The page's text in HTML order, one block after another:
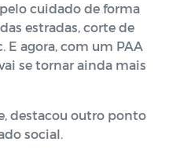
cuidado de forma
estradas, corte de
E agora, com um PAA
se tornar ainda mais
destacou outro ponto
social.